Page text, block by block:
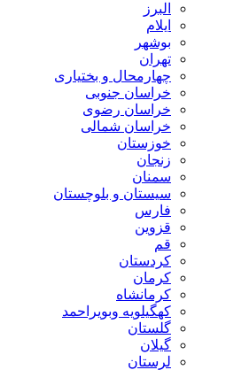
البرز
ایلام
بوشهر
تهران
چهارمحال و بختیاری
خراسان جنوبی
خراسان رضوی
خراسان شمالی
خوزستان
زنجان
سمنان
سیستان و بلوچستان
فارس
قزوین
قم
کردستان
کرمان
کرمانشاه
کهگیلویه وبویراحمد
گلستان
گیلان
لرستان